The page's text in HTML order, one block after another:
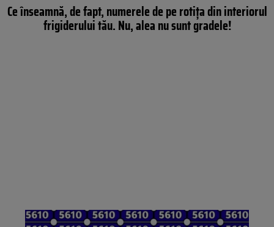
Ce înseamnă, de fapt, numerele de pe rotița din interiorul
frigiderului tău. Nu, alea nu sunt gradele!